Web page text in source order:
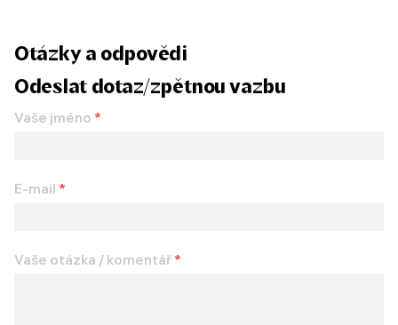
Otázky a odpovědi
Odeslat dotaz/zpětnou vazbu
Vaše jméno *
E-mail *
Vaše otázka / komentář*